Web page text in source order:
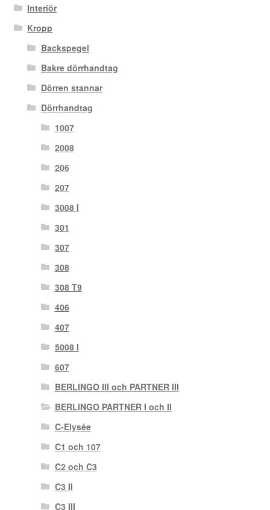
Interiör
Kropp
Backspegel
Bakre dörrhandtag
Dörren stannar
Dörrhandtag
1007
2008
206
207
3008 I
301
307
308
308 T9
406
407
5008 I
607
BERLINGO III och PARTNER III
BERLINGO PARTNER I och II
C-Elysée
C1 och 107
C2 och C3
C3 II
C3 III